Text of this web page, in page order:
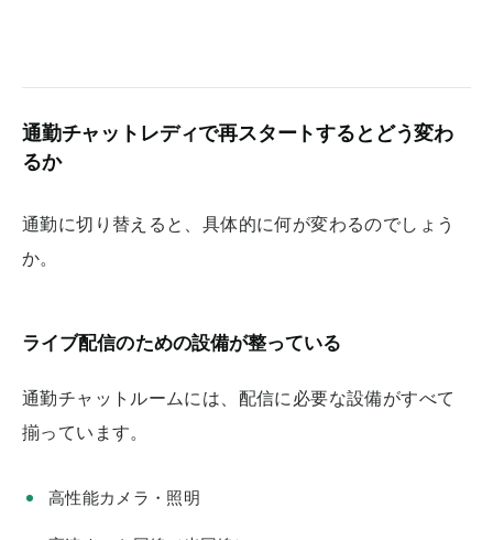
通勤チャットレディで再スタートするとどう変わ
るか
通勤に切り替えると、具体的に何が変わるのでしょう
か。
ライブ配信のための設備が整っている
通勤チャットルームには、配信に必要な設備がすべて
揃っています。
高性能カメラ・照明